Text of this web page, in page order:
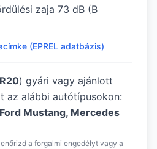
zaja 73 dB (B
(EPREL adatbázis)
) gyári vagy ajánlott
az alábbi autótípusokon:
Mustang, Mercedes
a forgalmi engedélyt vagy a